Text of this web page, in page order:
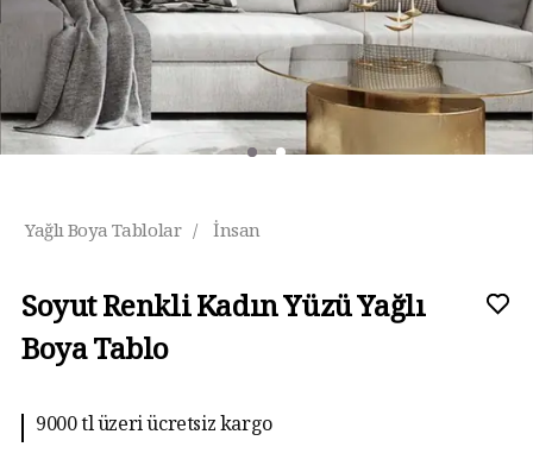
Yağlı Boya Tablolar / İnsan
Soyut Renkli Kadın Yüzü Yağlı
Boya Tablo
9000 tl üzeri ücretsiz kargo